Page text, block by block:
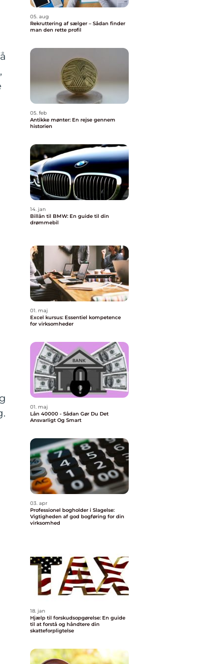
05. aug
Rekruttering af sælger – Sådan finder
man den rette profil
05. feb
Antikke mønter: En rejse gennem
historien
14. jan
Billån til BMW: En guide til din
drømmebil
01. maj
Excel kursus: Essentiel kompetence
for virksomheder
01. maj
Lån 40000 - Sådan Gør Du Det
Ansvarligt Og Smart
03. apr
Professionel bogholder i Slagelse:
Vigtigheden af god bogføring for din
virksomhed
18. jan
Hjælp til forskudsopgørelse: En guide
til at forstå og håndtere din
skatteforpligtelse